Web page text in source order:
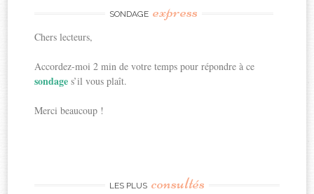
SONDAGE express
Chers lecteurs,
Accordez-moi 2 min de votre temps pour répondre à ce
sondages’il vous plaît.
Merci beaucoup !
LES PLUS consultés